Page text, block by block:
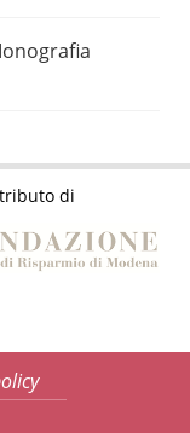
di